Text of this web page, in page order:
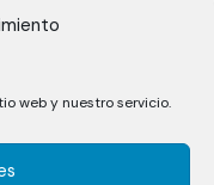
web y nuestro servicio.